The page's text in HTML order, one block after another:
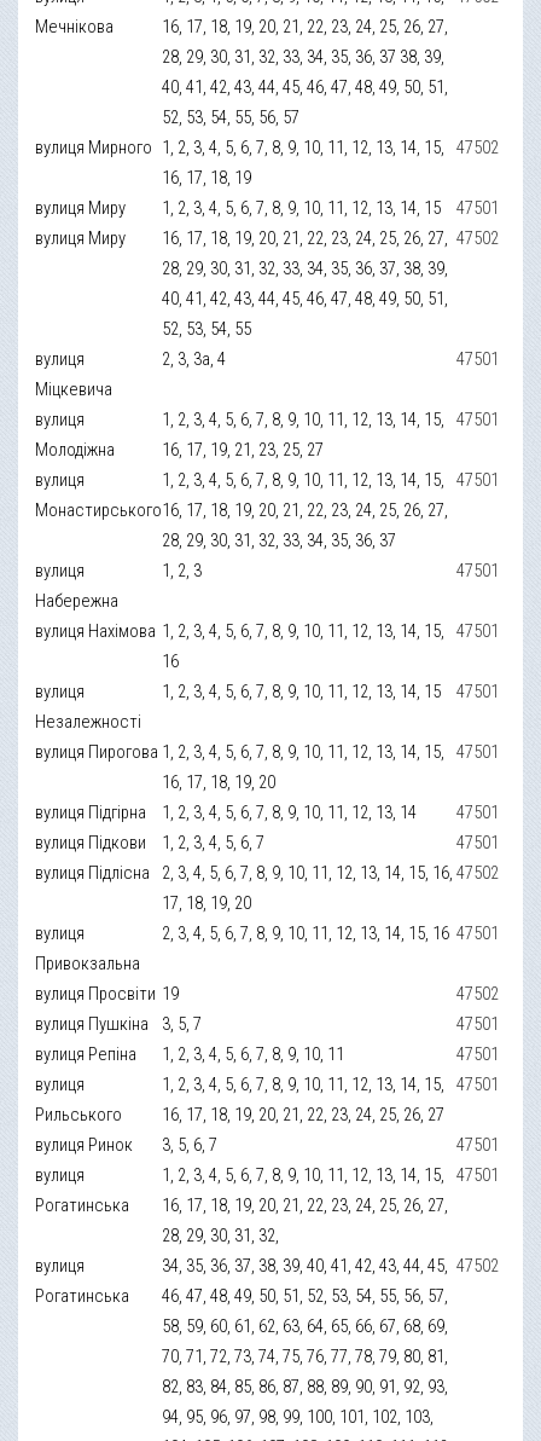
Мечнікова
16, 17, 18, 19, 20, 21, 22, 23, 24, 25, 26, 27,
28, 29, 30, 31, 32, 33, 34, 35, 36, 37 38, 39,
40, 41, 42, 43, 44, 45, 46, 47, 48, 49, 50, 51,
52, 53, 54, 55, 56, 57
вулиця Мирного 1, 2, 3, 4, 5, 6, 7, 8, 9, 10, 11, 12, 13, 14, 15,
16, 17, 18, 19
47502
вулиця Миру 1, 2, 3, 4, 5, 6, 7, 8, 9, 10, 11, 12, 13, 14, 15
47501
вулиця Миру
16, 17, 18, 19, 20, 21, 22, 23, 24, 25, 26, 27,
28, 29, 30, 31, 32, 33, 34, 35, 36, 37, 38, 39,
40, 41, 42, 43, 44, 45, 46, 47, 48, 49, 50, 51,
52, 53, 54, 55
47502
вулиця
Міцкевича
2, 3, 3а, 4 47501
вулиця
Молодіжна
1, 2, 3, 4, 5, 6, 7, 8, 9, 10, 11, 12, 13, 14, 15,
16, 17, 19, 21, 23, 25, 27
47501
вулиця
Монастирського
1, 2, 3, 4, 5, 6, 7, 8, 9, 10, 11, 12, 13, 14, 15,
16, 17, 18, 19, 20, 21, 22, 23, 24, 25, 26, 27,
28, 29, 30, 31, 32, 33, 34, 35, 36, 37
47501
вулиця
Набережна
1, 2, 3 47501
вулиця Нахімова 1, 2, 3, 4, 5, 6, 7, 8, 9, 10, 11, 12, 13, 14, 15,
16
47501
вулиця
Незалежності
1, 2, 3, 4, 5, 6, 7, 8, 9, 10, 11, 12, 13, 14, 15 47501
вулиця Пирогова 1, 2, 3, 4, 5, 6, 7, 8, 9, 10, 11, 12, 13, 14, 15,
16, 17, 18, 19, 20
47501
вулиця Підгірна 1, 2, 3, 4, 5, 6, 7, 8, 9, 10, 11, 12, 13, 14
47501
вулиця Підкови
1, 2, 3, 4, 5, 6, 7
47501
вулиця Підлісна
2, 3, 4, 5, 6, 7, 8, 9, 10, 11, 12, 13, 14, 15, 16,
17, 18, 19, 20
47502
вулиця
Привокзальна
2, 3, 4, 5, 6, 7, 8, 9, 10, 11, 12, 13, 14, 15, 16 47501
вулиця Просвіти 19
47502
вулиця Пушкіна
3, 5, 7
47501
вулиця Репіна
1, 2, 3, 4, 5, 6, 7, 8, 9, 10, 11
47501
вулиця
Рильського
1, 2, 3, 4, 5, 6, 7, 8, 9, 10, 11, 12, 13, 14, 15,
16, 17, 18, 19, 20, 21, 22, 23, 24, 25, 26, 27
47501
вулиця Ринок 3, 5, 6, 7
47501
вулиця
Рогатинська
1, 2, 3, 4, 5, 6, 7, 8, 9, 10, 11, 12, 13, 14, 15,
16, 17, 18, 19, 20, 21, 22, 23, 24, 25, 26, 27,
28, 29, 30, 31, 32,
47501
вулиця
Рогатинська
34, 35, 36, 37, 38, 39, 40, 41, 42, 43, 44, 45,
46, 47, 48, 49, 50, 51, 52, 53, 54, 55, 56, 57,
58, 59, 60, 61, 62, 63, 64, 65, 66, 67, 68, 69,
70, 71, 72, 73, 74, 75, 76, 77, 78, 79, 80, 81,
82, 83, 84, 85, 86, 87, 88, 89, 90, 91, 92, 93,
94, 95, 96, 97, 98, 99, 100, 101, 102, 103,
47502